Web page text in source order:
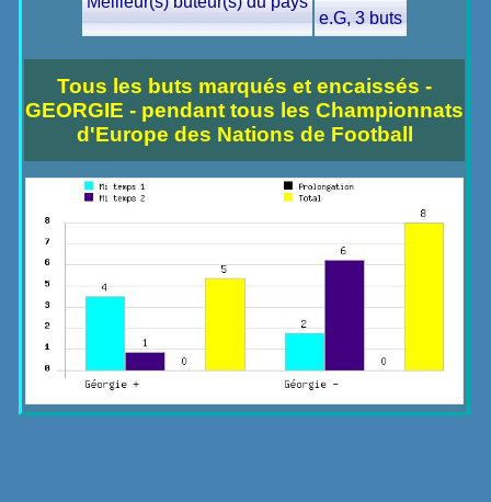
e.G, 3 buts
Tous les buts marqués et encaissés -
GEORGIE - pendant tous les Championnats
d'Europe des Nations de Football